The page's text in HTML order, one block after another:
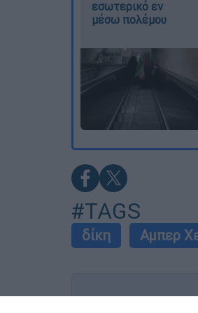
εσωτερικό εν
μέσω πολέμου
#TAGS
δίκη Αμπερ